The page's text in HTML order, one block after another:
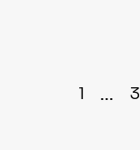
1 ... 3